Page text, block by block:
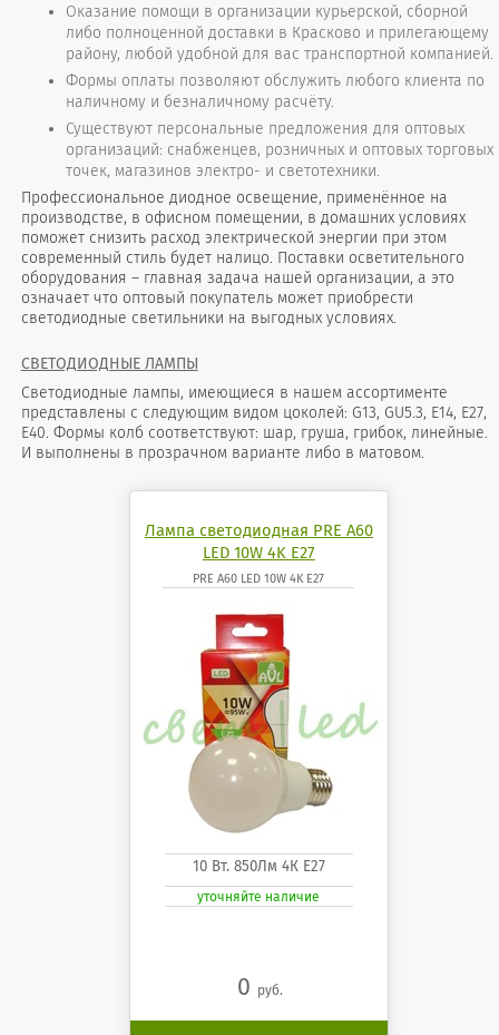
Оказание помощи в организации курьерской, сборной
либо полноценной доставки в Красково и прилегающему
району, любой удобной для вас транспортной компанией.
Формы оплаты позволяют обслужить любого клиента по
наличному и безналичному расчёту.
Существуют персональные предложения для оптовых
организаций: снабженцев, розничных и оптовых торговых
точек, магазинов электро- и светотехники.
Профессиональное диодное освещение, применённое на
производстве, в офисном помещении, в домашних условиях
поможет снизить расход электрической энергии при этом
современный стиль будет налицо. Поставки осветительного
оборудования – главная задача нашей организации, а это
означает что оптовый покупатель может приобрести
светодиодные светильники на выгодных условиях.
СВЕТОДИОДНЫЕ ЛАМПЫ
Светодиодные лампы, имеющиеся в нашем ассортименте
представлены с следующим видом цоколей: G13, GU5.3, Е14, Е27,
Е40. Формы колб соответствуют: шар, груша, грибок, линейные.
И выполнены в прозрачном варианте либо в матовом.
Лампа светодиодная PRE A60
LED 10W 4K E27
PRE A60 LED 10W 4K E27
10 Вт. 850Лм 4К Е27
уточняйте наличие
0 руб.